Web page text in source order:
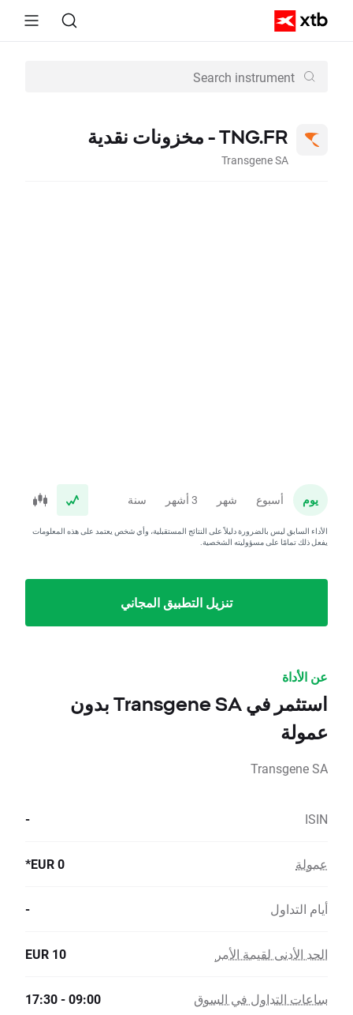
TNG.FR - مخزونات نقدية
Transgene SA
يوم أسبوع شهر 3 أشهر سنة
الأداء السابق ليس بالضرورة دليلاً على النتائج المستقبلية، وأي شخص يعتمد على هذه المعلومات
يفعل ذلك تمامًا على مسؤوليته الشخصية.
تنزيل التطبيق المجاني
عن الأداة
استثمر في Transgene SA بدون
عمولة
Transgene SA
ISIN
-
عمولة 0 EUR*
أيام التداول -
الحد الأدنى لقيمة الأمر 10 EUR
ساعات التداول في السوق 09:00 - 17:30